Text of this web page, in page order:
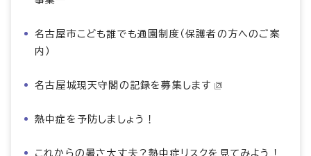
名古屋市こども誰でも通園制度（保護者の方へのご案
内）
名古屋城現天守閣の記録を募集します
熱中症を予防しましょう！
これからの暑さ大丈夫？熱中症リスクを見てみよう！